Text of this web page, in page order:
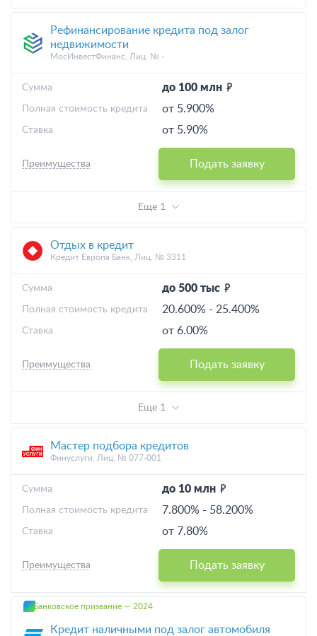
Рефинансирование кредита под залог
недвижимости
МосИнвестФинанс, Лиц. № -
до 100 млн
Cумма
от 5.900%
Полная стоимость кредита
от 5.90%
Ставка
Подать заявку
Преимущества
Еще 1
Отдых в кредит
Кредит Европа Банк, Лиц. № 3311
до 500 тыс
Cумма
20.600% - 25.400%
Полная стоимость кредита
от 6.00%
Ставка
Подать заявку
Преимущества
Еще 1
Мастер подбора кредитов
Финуслуги, Лиц. № 077-001
до 10 млн
Cумма
7.800% - 58.200%
Полная стоимость кредита
от 7.80%
Ставка
Подать заявку
Преимущества
Банковское призвание — 2024
Кредит наличными под залог автомобиля